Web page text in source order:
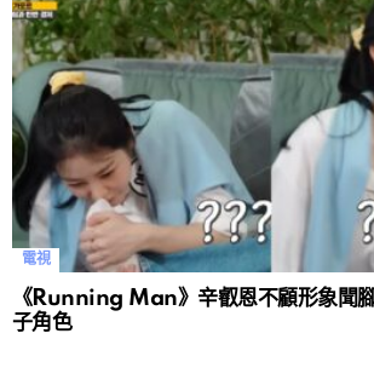
電視
《Running Man》辛叡恩不顧形象聞
子角色